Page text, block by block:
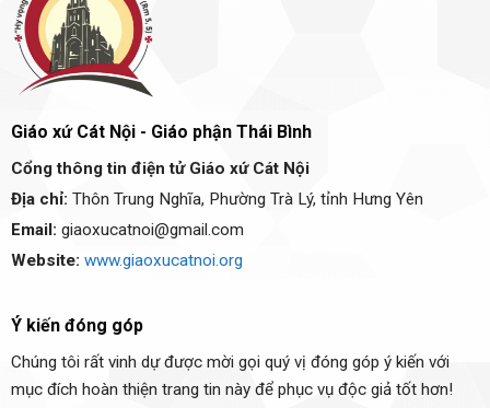
Giáo xứ Cát Nội - Giáo phận Thái Bình
Cổng thông tin điện tử Giáo xứ Cát Nội
Địa chỉ: Thôn Trung Nghĩa, Phường Trà Lý, tỉnh Hưng Yên
Email: giaoxucatnoi@gmail.com
Website: www.giaoxucatnoi.org
Ý kiến đóng góp
Chúng tôi rất vinh dự được mời gọi quý vị đóng góp ý kiến với
mục đích hoàn thiện trang tin này để phục vụ độc giả tốt hơn!